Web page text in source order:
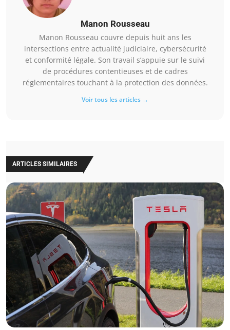
Manon Rousseau
Manon Rousseau couvre depuis huit ans les
intersections entre actualité judiciaire, cybersécurité
et conformité légale. Son travail s’appuie sur le suivi
de procédures contentieuses et de cadres
réglementaires touchant à la protection des données.
Voir tous les articles →
ARTICLES SIMILAIRES